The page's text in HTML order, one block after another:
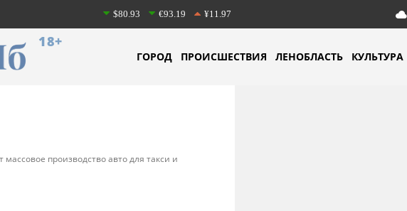
$80.93 €93.19 ¥11.97
18+
ГОРОД ПРОИСШЕСТВИЯ ЛЕНОБЛАСТЬ КУЛЬТУРА
производство авто для такси и